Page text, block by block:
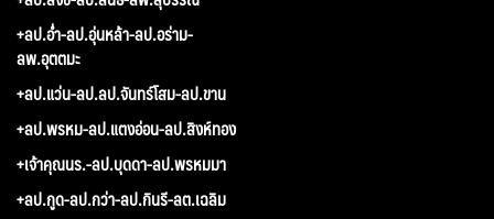
+ลป.อ่ำ-ลป.อุ่นหล้า-ลป.อร่าม-
ลพ.อุตตมะ
+ลป.แว่น-ลป.ลป.จันทร์โสม-ลป.ขาน
+ลป.พรหม-ลป.แตงอ่อน-ลป.สิงห์ทอง
+เจ้าคุณนร.-ลป.บุดดา-ลป.พรหมมา
+ลป.กูด-ลป.กว่า-ลป.กินรี-ลต.เฉลิม